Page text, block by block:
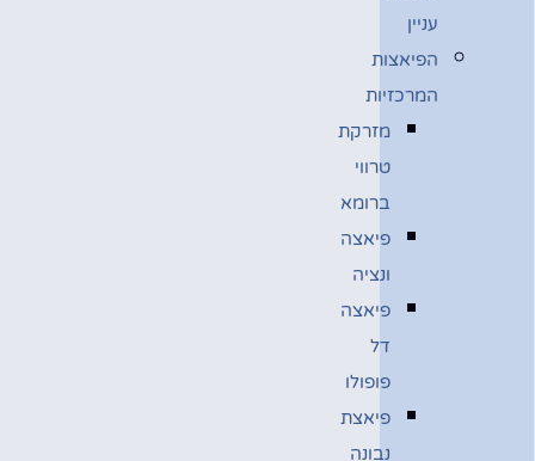
עניין
הפיאצות
המרכזיות
מזרקת
טרווי
ברומא
פיאצה
ונציה
פיאצה
דל
פופולו
פיאצת
נבונה